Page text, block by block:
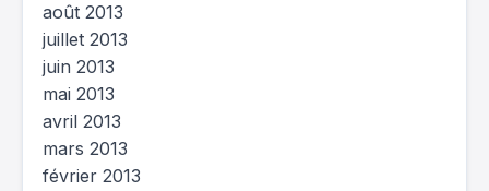
août 2013
juillet 2013
juin 2013
mai 2013
avril 2013
mars 2013
février 2013